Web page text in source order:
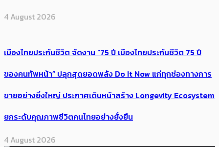
4 August 2026
เมืองไทยประกันชีวิต จัดงาน “75 ปี เมืองไทยประกันชีวิต 75 ปี
ของคนทัพหน้า” ปลุกสุดยอดพลัง Do It Now แก่ทุกช่องทางการ
ขายอย่างยิ่งใหญ่ ประกาศเดินหน้าสร้าง Longevity Ecosystem
ยกระดับคุณภาพชีวิตคนไทยอย่างยั่งยืน
4 August 2026